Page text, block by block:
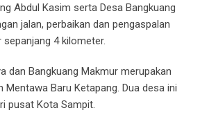
Abdul Kasim serta Desa Bangkuang
jalan, perbaikan dan pengaspalan
4 kilometer.
dan Bangkuang Makmur merupakan
Mentawa Baru Ketapang. Dua desa ini
pusat Kota Sampit.